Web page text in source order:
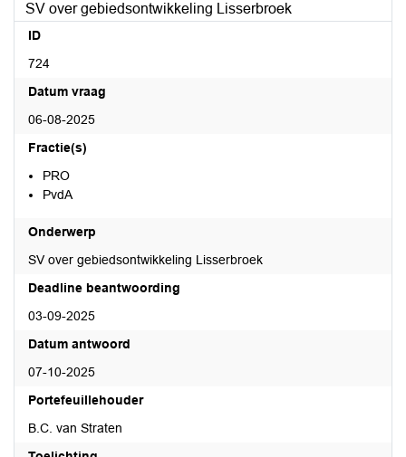
SV over gebiedsontwikkeling Lisserbroek
ID
724
Datum vraag
06-08-2025
Fractie(s)
PRO
PvdA
Onderwerp
SV over gebiedsontwikkeling Lisserbroek
Deadline beantwoording
03-09-2025
Datum antwoord
07-10-2025
Portefeuillehouder
B.C. van Straten